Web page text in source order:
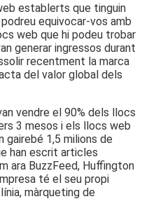
establerts que tinguin
equivocar-vos amb
web que hi podeu trobar
generar ingressos durant
recentment la marca
del valor global dels
vendre el 90% dels llocs
3 mesos i els llocs web
gairebé 1,5 milions de
han escrit articles
ara BuzzFeed, Huffington
té el seu propi
màrqueting de